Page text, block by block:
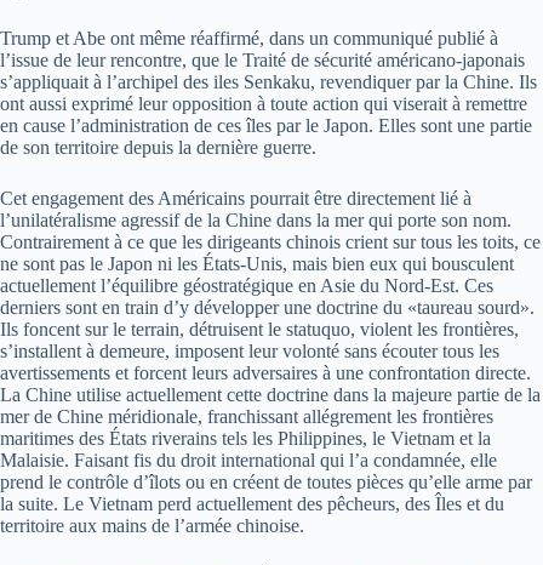
Trump et Abe ont même réaffirmé, dans un communiqué publié à
l’issue de leur rencontre, que le Traité de sécurité américano-japonais
s’appliquait à l’archipel des iles Senkaku, revendiquer par la Chine. Ils
ont aussi exprimé leur opposition à toute action qui viserait à remettre
en cause l’administration de ces îles par le Japon. Elles sont une partie
de son territoire depuis la dernière guerre.
Cet engagement des Américains pourrait être directement lié à
l’unilatéralisme agressif de la Chine dans la mer qui porte son nom.
Contrairement à ce que les dirigeants chinois crient sur tous les toits, ce
ne sont pas le Japon ni les États-Unis, mais bien eux qui bousculent
actuellement l’équilibre géostratégique en Asie du Nord-Est. Ces
derniers sont en train d’y développer une doctrine du «taureau sourd».
Ils foncent sur le terrain, détruisent le statuquo, violent les frontières,
s’installent à demeure, imposent leur volonté sans écouter tous les
avertissements et forcent leurs adversaires à une confrontation directe.
La Chine utilise actuellement cette doctrine dans la majeure partie de la
mer de Chine méridionale, franchissant allégrement les frontières
maritimes des États riverains tels les Philippines, le Vietnam et la
Malaisie. Faisant fis du droit international qui l’a condamnée, elle
prend le contrôle d’îlots ou en créent de toutes pièces qu’elle arme par
la suite. Le Vietnam perd actuellement des pêcheurs, des Îles et du
territoire aux mains de l’armée chinoise.